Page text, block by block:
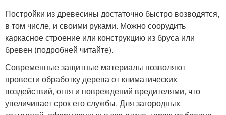
Постройки из древесины достаточно быстро возводятся,
в том числе, и своими руками. Можно соорудить
каркасное строение или конструкцию из бруса или
бревен (подробней читайте).
Современные защитные материалы позволяют
провести обработку дерева от климатических
воздействий, огня и повреждений вредителями, что
увеличивает срок его службы. Для загородных